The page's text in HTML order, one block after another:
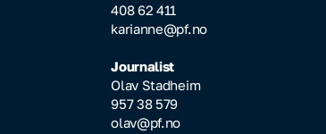
408 62 411
karianne@pf.no
Journalist
Olav Stadheim
957 38 579
olav@pf.no